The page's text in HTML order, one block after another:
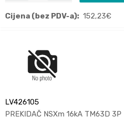
Cijena (bez PDV-a): 152,23€
LV426105
PREKIDAČ NSXm 16kA TM63D 3P